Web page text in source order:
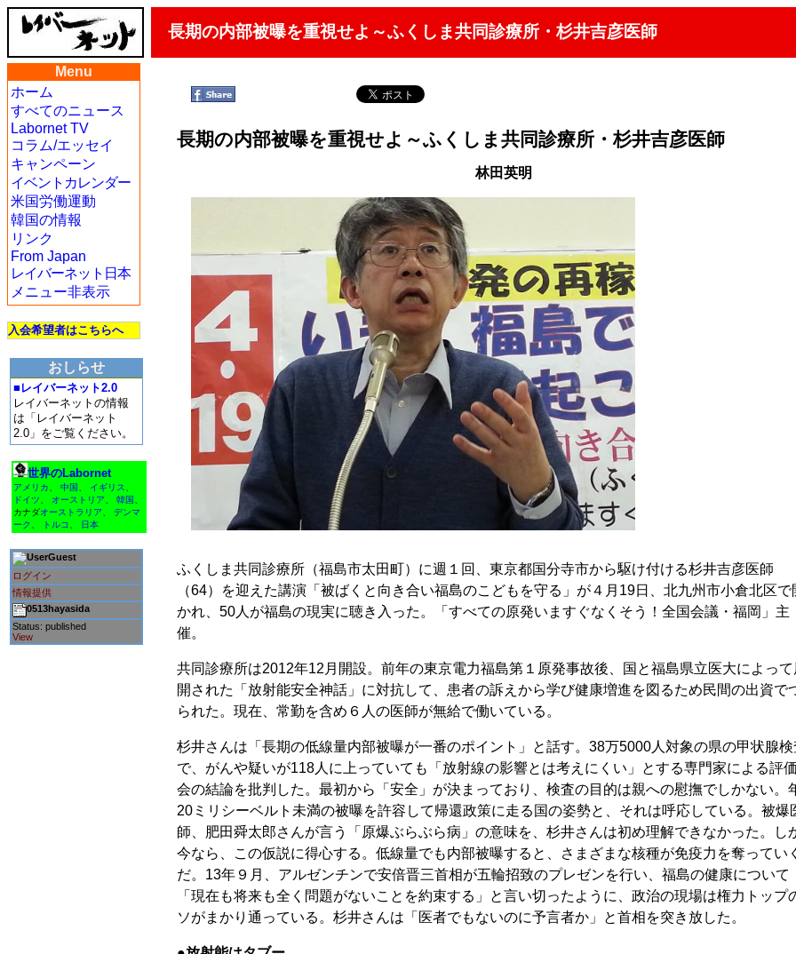
長期の内部被曝を重視せよ～ふくしま共同診療所・杉井吉彦医師
Menu
ホーム
すべてのニュース
Labornet TV
コラム/エッセイ
キャンペーン
イベントカレンダー
米国労働運動
韓国の情報
リンク
From Japan
レイバーネット日本
メニュー非表示
入会希望者はこちらへ
おしらせ
■レイバーネット2.0
レイバーネットの情報
は「レイバーネット
2.0」をご覧ください。
世界のLabornet
アメリカ 中国 イギリス
ドイツ
オーストリア 韓国
カナダオーストラリア
デンマ
ーク
トルコ 日本
Guest
ログイン
情報提供
0513hayasida
Status: published
View
長期の内部被曝を重視せよ～ふくしま共同診療所・杉井吉彦医師
林田英明
ふくしま共同診療所（福島市太田町）に週１回、東京都国分寺市から駆け付ける杉井吉彦医師
（64）を迎えた講演「被ばくと向き合い福島のこどもを守る」が４月19日、北九州市小倉北区で
かれ、50人が福島の現実に聴き入った。「すべての原発いますぐなくそう！全国会議・福岡」主
催。
共同診療所は2012年12月開設。前年の東京電力福島第１原発事故後、国と福島県立医大によって
開された「放射能安全神話」に対抗して、患者の訴えから学び健康増進を図るため民間の出資で
られた。現在、常勤を含め６人の医師が無給で働いている。
杉井さんは「長期の低線量内部被曝が一番のポイント」と話す。38万5000人対象の県の甲状腺検
で、がんや疑いが118人に上っていても「放射線の影響とは考えにくい」とする専門家による評
会の結論を批判した。最初から「安全」が決まっており、検査の目的は親への慰撫でしかない。
20ミリシーベルト未満の被曝を許容して帰還政策に走る国の姿勢と、それは呼応している。被爆
師、肥田舜太郎さんが言う「原爆ぶらぶら病」の意味を、杉井さんは初め理解できなかった。し
今なら、この仮説に得心する。低線量でも内部被曝すると、さまざまな核種が免疫力を奪ってい
だ。13年９月、アルゼンチンで安倍晋三首相が五輪招致のプレゼンを行い、福島の健康について
「現在も将来も全く問題がないことを約束する」と言い切ったように、政治の現場は権力トップ
ソがまかり通っている。杉井さんは「医者でもないのに予言者か」と首相を突き放した。